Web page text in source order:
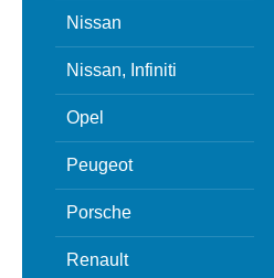
Nissan
Nissan, Infiniti
Opel
Peugeot
Porsche
Renault